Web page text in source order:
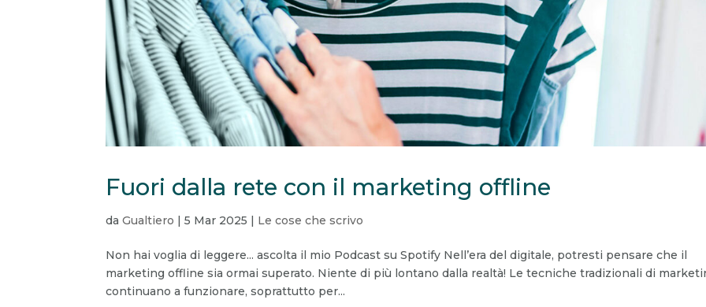
Fuori dalla rete con il marketing offline
daGualtiero |5 Mar 2025 | Le cose che scrivo
Non hai voglia di leggere... ascolta il mio Podcast su Spotify Nell’era del digitale, potresti pensare che il
marketing offline sia ormai superato. Niente di più lontano dalla realtà! Le tecniche tradizionali di
continuano a funzionare, soprattutto per...